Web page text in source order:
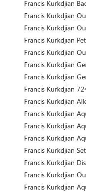
Francis Kurkdjian
Francis Kurkdjian
Francis Kurkdjian
Francis Kurkdjian
Francis Kurkdjian
Francis Kurkdjian
Francis Kurkdjian
Francis Kurkdjian
Francis Kurkdjian
Francis Kurkdjian
Francis Kurkdjian
Francis Kurkdjian
Francis Kurkdjian Set
Francis Kurkdjian
Francis Kurkdjian
Francis Kurkdjian